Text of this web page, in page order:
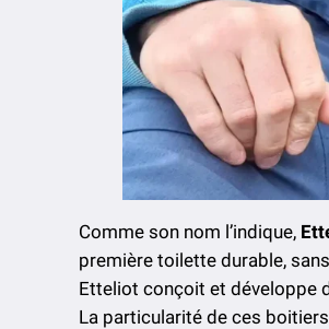
Comme son nom l’indique,
première toilette durable,
Etteliot conçoit et développe
La particularité de ces